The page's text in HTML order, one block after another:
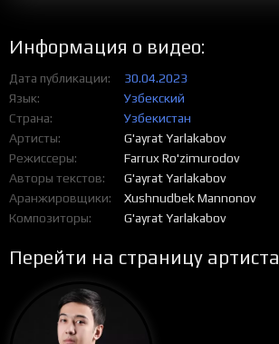
Информация о видео:
Дата публикации
30.04.2023
Язык
Узбекский
Страна
Узбекистан
Артисты
G'ayrat Yarlakabov
Режиссеры
Farrux Ro'zimurodov
Авторы текстов
G'ayrat Yarlakabov
Аранжировщики
Xushnudbek Mannonov
Композиторы
G'ayrat Yarlakabov
Перейти на страницу артиста